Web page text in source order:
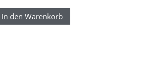
In den Warenkorb